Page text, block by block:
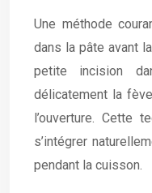
Une méthode
dans la pâte avant
petite incision
délicatement la
l’ouverture. Cette
s’intégrer
pendant la cuisson.